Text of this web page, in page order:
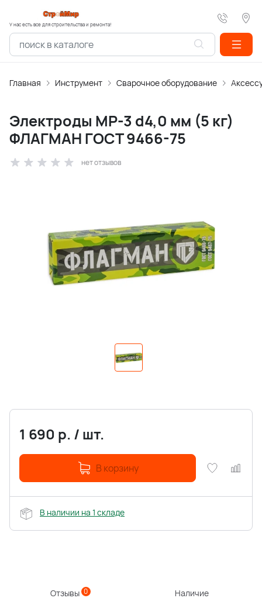
У нас есть все для строительства и ремонта!
Главная Инструмент Сварочное оборудование
Электроды МР-3 d4,0 мм (5 кг)
ФЛАГМАН ГОСТ 9466-75
нет отзывов
1 690 р. / шт.
В корзину
В наличии на 1 складе
Отзывы 0 Наличие